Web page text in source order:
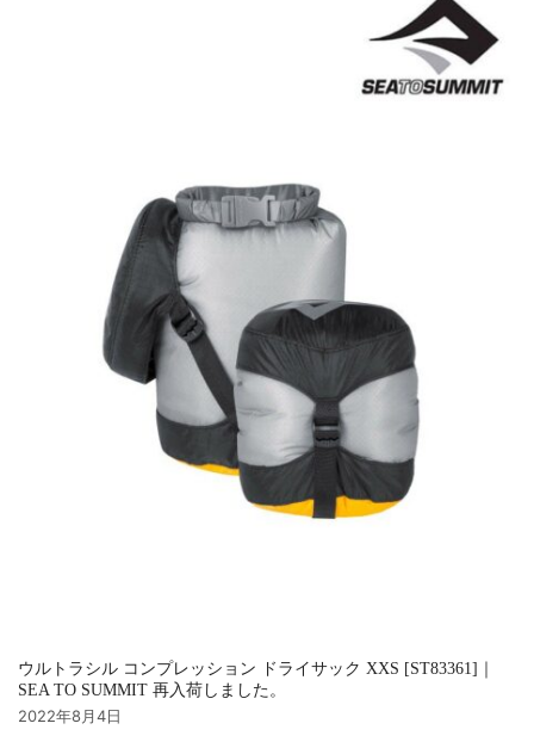
ウルトラシル コンプレッション ドライサック XXS [ST83361]｜
SEA TO SUMMIT 再入荷しました。
2022年8月4日